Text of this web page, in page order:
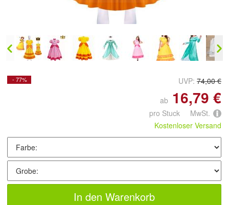
- 77% UVP: 74,00 €
ab 16,79 €
pro Stuck MwSt.
Kostenloser Versand
In den Warenkorb